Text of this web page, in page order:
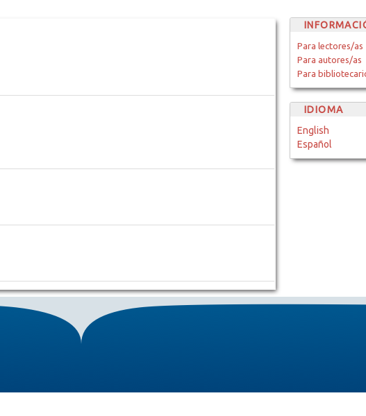
Para lectores/as
Para autores/as
Para
IDIOMA
English
Español